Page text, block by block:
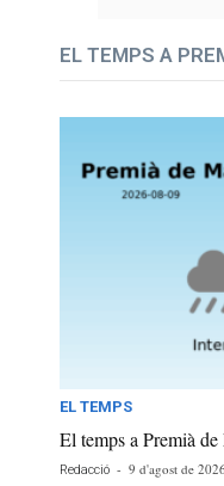
EL TEMPS A
EL TEMPS
El temps a Premià
Redacció - 9 d'agost de 2026